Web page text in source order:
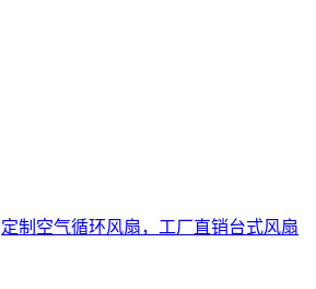
定制空气循环风扇，工厂直销台式风扇